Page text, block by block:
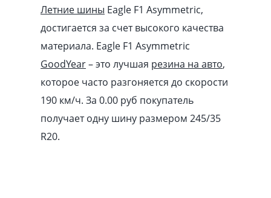
Летние шины Eagle F1 Asymmetric,
достигается за счет высокого качества
материала. Eagle F1 Asymmetric
GoodYear– это лучшая резина на авто,
которое часто разгоняется до скорости
190 км/ч. За 0.00 pуб покупатель
получает одну шину размером 245/35
R20.